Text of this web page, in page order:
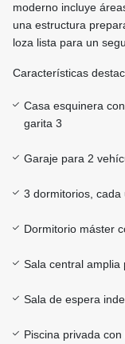
moderno incluye
una estructura
loza lista para un
Características
Casa esquinera
garita 3
Garaje para 2
3 dormitorios,
Dormitorio máster
Sala central amplia
Sala de espera
Piscina privada